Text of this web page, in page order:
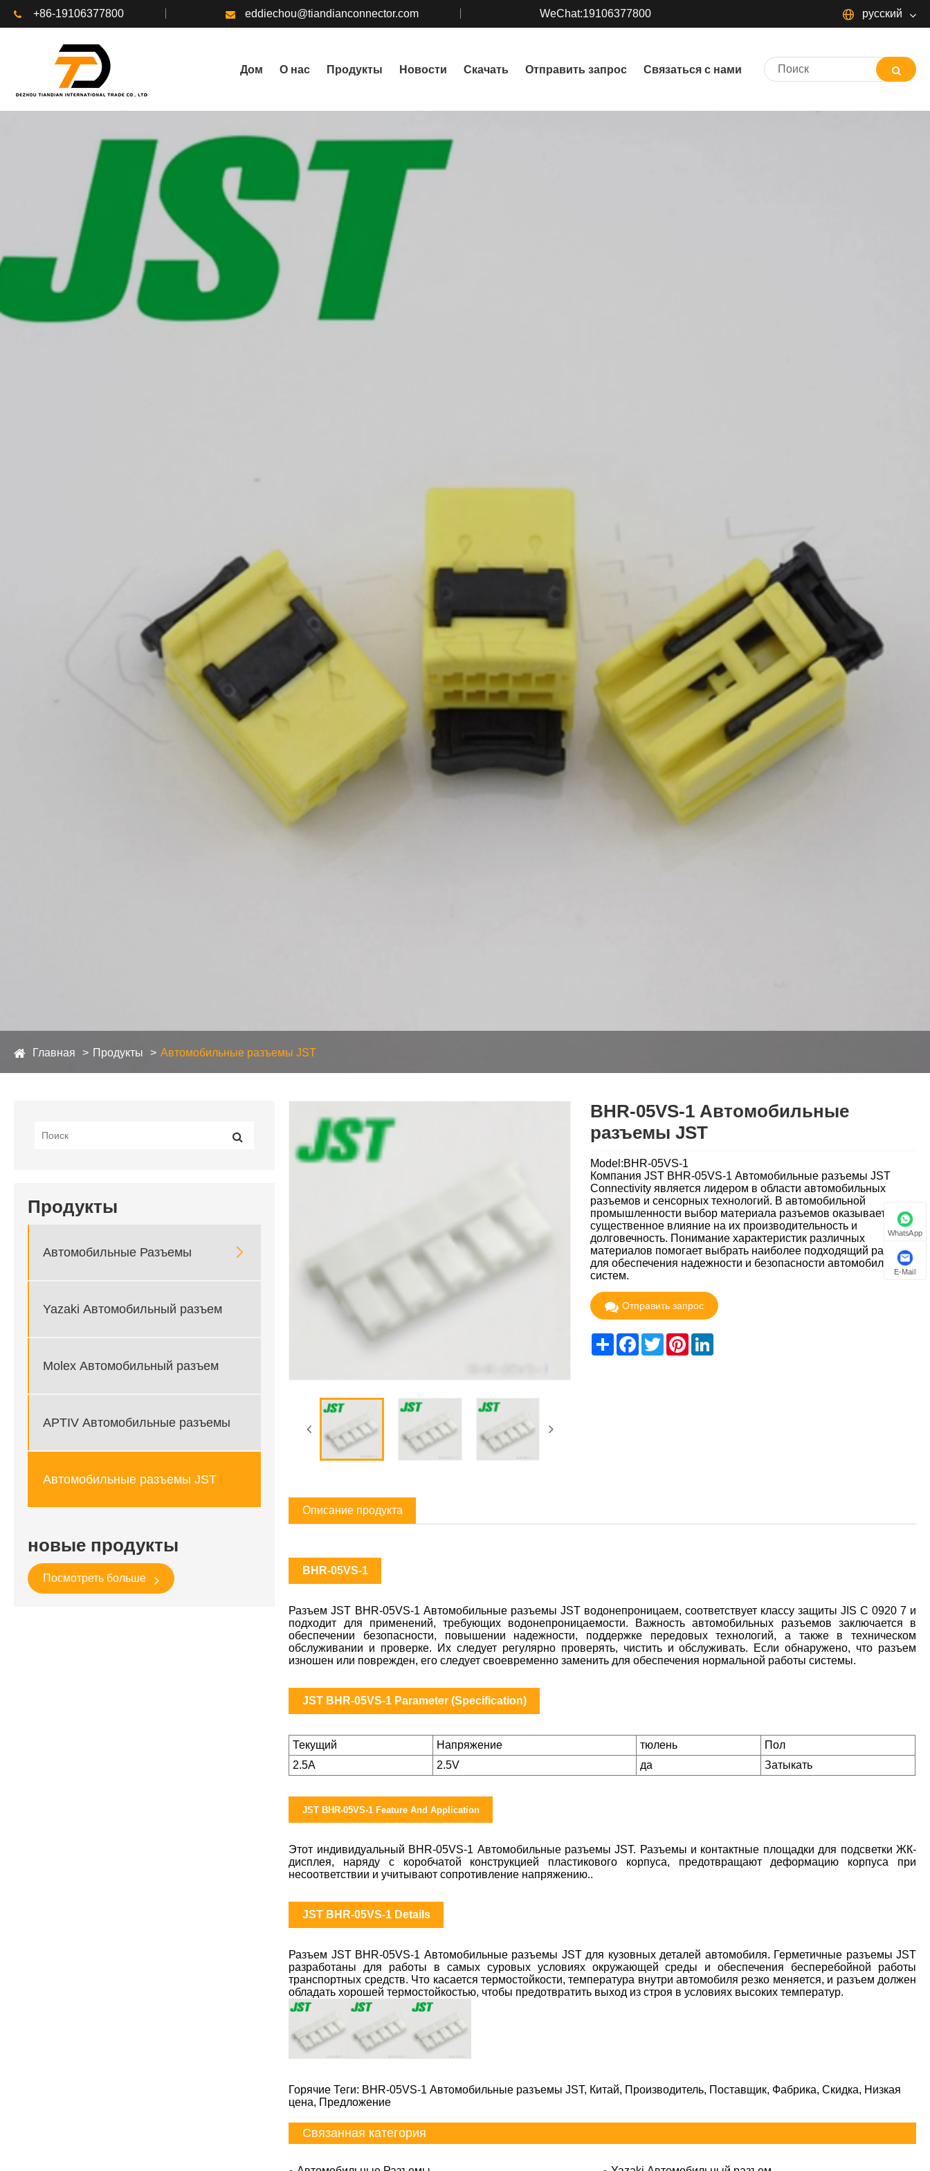
+86-19106377800 eddiechou@tiandianconnector.com WeChat:19106377800 русский
Дом О нас Продукты Новости Скачать Отправить запрос Связаться с нами
Главная Продукты Автомобильные разъемы JST
Продукты
Автомобильные Разъемы 
Yazaki Автомобильный разъем
Molex Автомобильный разъем
APTIV Автомобильные разъемы
Автомобильные разъемы JST
новые продукты
Посмотреть больше
BHR-05VS-1 Автомобильные
разъемы JST
Model:BHR-05VS-1
Компания JST BHR-05VS-1 Автомобильные разъемы JST
Connectivity является лидером в области автомобильных
разъемов и сенсорных технологий. В автомобильной
промышленности выбор материала разъемов оказывает
существенное влияние на их производительность и
долговечность. Понимание характеристик различных
материалов помогает выбрать наиболее подходящий разъем
для обеспечения надежности и безопасности автомобильных
систем.
Отправить запрос
ShareFacebook
TwitterPinterestLinkedIn
Описание продукта
BHR-05VS-1
Разъем JST BHR-05VS-1 Автомобильные разъемы JST водонепроницаем, соответствует классу защиты JIS C 0920 7 и
подходит для применений, требующих водонепроницаемости. Важность автомобильных разъемов заключается в
обеспечении безопасности, повышении надежности, поддержке передовых технологий, а также в техническом
обслуживании и проверке. Их следует регулярно проверять, чистить и обслуживать. Если обнаружено, что разъем
изношен или поврежден, его следует своевременно заменить для обеспечения нормальной работы системы.
JST BHR-05VS-1 Parameter (Specification)
Текущий Напряжение тюлень
Пол
2.5A
2.5V да Затыкать
JST BHR-05VS-1 Feature And Application
Этот индивидуальный BHR-05VS-1 Автомобильные разъемы JST. Разъемы и контактные площадки для подсветки ЖК-
дисплея, наряду с коробчатой конструкцией пластикового корпуса, предотвращают деформацию корпуса при
несоответствии и учитывают сопротивление напряжению..
JST BHR-05VS-1 Details
Разъем JST BHR-05VS-1 Автомобильные разъемы JST для кузовных деталей автомобиля. Герметичные разъемы JST
разработаны для работы в самых суровых условиях окружающей среды и обеспечения бесперебойной работы
транспортных средств. Что касается термостойкости, температура внутри автомобиля резко меняется, и разъем должен
обладать хорошей термостойкостью, чтобы предотвратить выход из строя в условиях высоких температур.
Горячие Теги: BHR-05VS-1 Автомобильные разъемы JST, Китай, Производитель, Поставщик, Фабрика, Скидка, Низкая
цена, Предложение
Связанная категория
WhatsApp
E-Mail